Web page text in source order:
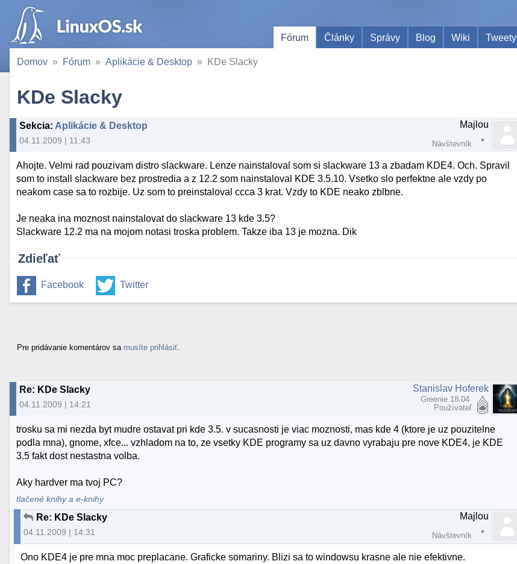
Fórum
Články Správy Blog Wiki Tweety
Domov Fórum Aplikácie & Desktop KDe Slacky
KDe Slacky
Sekcia: Aplikácie & Desktop
04.11.2009 | 11:43
Majlou
Návštevník
Ahojte. Velmi rad pouzivam distro slackware. Lenze nainstaloval som si slackware 13 a zbadam KDE4. Och. Spravil
som to install slackware bez prostredia a z 12.2 som nainstaloval KDE 3.5.10. Vsetko slo perfektne ale vzdy po
neakom case sa to rozbije. Uz som to preinstaloval ccca 3 krat. Vzdy to KDE neako zblbne.
Je neaka ina moznost nainstalovat do slackware 13 kde 3.5?
Slackware 12.2 ma na mojom notasi troska problem. Takze iba 13 je mozna. Dik
Zdieľať
Facebook Twitter
Pre pridávanie komentárov sa musíte prihlásiť
Re: KDe Slacky
04.11.2009 | 14:21
Stanislav Hoferek
Greenie 18.04
Používateľ
trosku sa mi nezda byt mudre ostavat pri kde 3.5. v sucasnosti je viac moznosti, mas kde 4 (ktore je uz pouzitelne
podla mna), gnome, xfce... vzhladom na to, ze vsetky KDE programy sa uz davno vyrabaju pre nove KDE4, je KDE
3.5 fakt dost nestastna volba.
Aky hardver ma tvoj PC?
tlačené knihy a e-knihy
Re: KDe Slacky
04.11.2009 | 14:31
Majlou
Návštevník
Ono KDE4 je pre mna moc preplacane. Graficke somariny. Blizi sa to windowsu krasne ale nie efektivne.